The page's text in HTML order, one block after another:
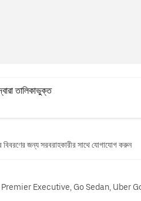
তালিকাভুক্ত
বিবরণের জন্য সরবরাহকারীর সাথে যোগাযোগ করুন
Executive, Go Sedan, Uber